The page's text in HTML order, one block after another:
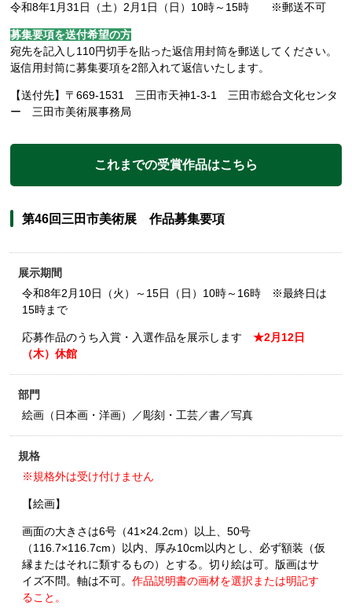
令和8年1月31日（土）2月1日（日）10時～15時 ※郵送不可
募集要項を送付希望の方
宛先を記入し110円切手を貼った返信用封筒を郵送してください。
返信用封筒に募集要項を2部入れて返信いたします。
【送付先】〒669-1531 三田市天神1-3-1 三田市総合文化センタ
ー 三田市美術展事務局
これまでの受賞作品はこちら
第46回三田市美術展 作品募集要項
展示期間
令和8年2月10日（火）～15日（日）10時～16時 ※最終日は
15時まで
応募作品のうち入賞・入選作品を展示します★2月 12日
（木）休館
部門
絵画（日本画・洋画）／彫刻・工芸／書／写真
規格
※規格外は受け付けません
【絵画】
画面の大きさは6号（41×24.2cm）以上、50号
（116.7×116.7cm）以内、厚み10cm以内とし、必ず額装（仮
縁またはそれに類するもの）とする。切り絵は可。版画はサ
イズ不問。軸は不可。作品説明書の画材を選択または明記す
ること。